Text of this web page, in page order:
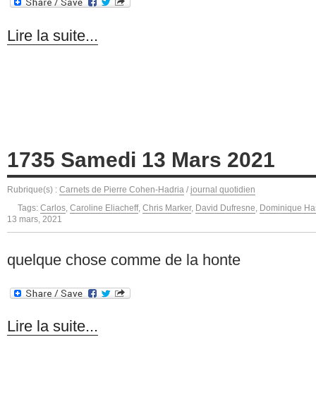
Lire la suite...
1735 Samedi 13 Mars 2021
Rubrique(s) : Carnets de Pierre Cohen-Hadria / journal quotidien
Tags: Carlos, Caroline Eliacheff, Chris Marker, David Dufresne, Dominique
13 mars, 2021
quelque chose comme de la honte
Lire la suite...